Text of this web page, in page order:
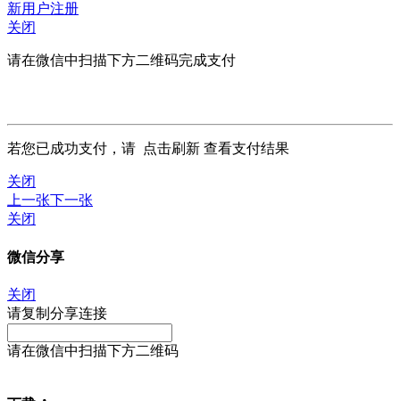
新用户注册
关闭
请在微信中扫描下方二维码完成支付
若您已成功支付，请 点击刷新 查看支付结果
关闭
上一张下一张
关闭
微信分享
关闭
请复制分享连接
请在微信中扫描下方二维码